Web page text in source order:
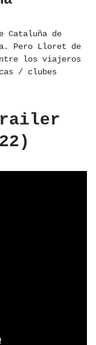
Cataluña de
Pero Lloret de
los viajeros
/ clubes